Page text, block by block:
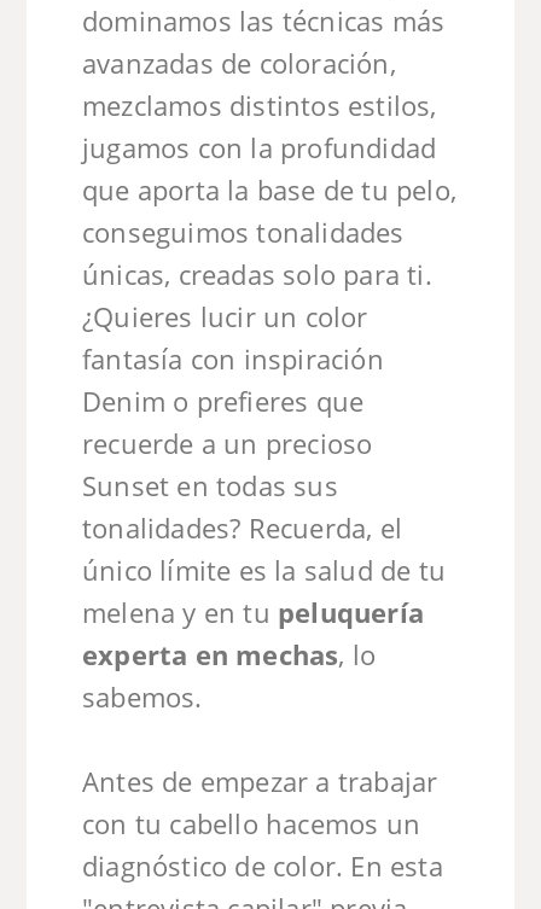
dominamos las técnicas más
avanzadas de coloración,
mezclamos distintos estilos,
jugamos con la profundidad
que aporta la base de tu pelo,
conseguimos tonalidades
únicas, creadas solo para ti.
¿Quieres lucir un color
fantasía con inspiración
Denim o prefieres que
recuerde a un precioso
Sunset en todas sus
tonalidades? Recuerda, el
único límite es la salud de tu
melena y en tu peluquería
experta en mechas, lo
sabemos.
Antes de empezar a trabajar
con tu cabello hacemos un
diagnóstico de color. En esta